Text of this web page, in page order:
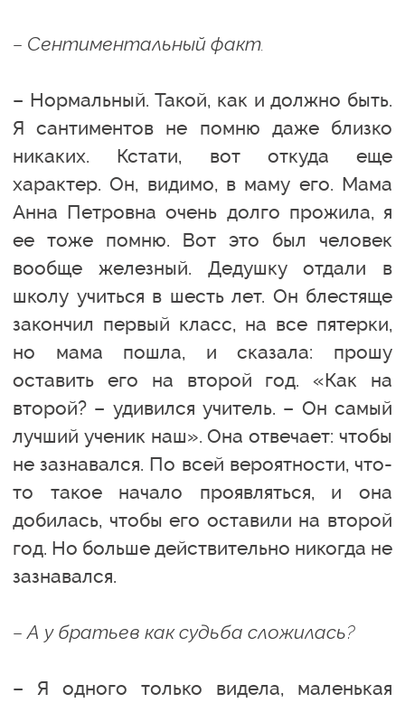
– Сентиментальный факт.
– Нормальный. Такой, как и должно быть.
Я сантиментов не помню даже близко
никаких. Кстати, вот откуда еще
характер. Он, видимо, в маму его. Мама
Анна Петровна очень долго прожила, я
ее тоже помню. Вот это был человек
вообще железный. Дедушку отдали в
школу учиться в шесть лет. Он блестяще
закончил первый класс, на все пятерки,
но мама пошла, и сказала: прошу
оставить его на второй год. «Как на
второй? – удивился учитель. – Он самый
лучший ученик наш». Она отвечает: чтобы
не зазнавался. По всей вероятности, что-
то такое начало проявляться, и она
добилась, чтобы его оставили на второй
год. Но больше действительно никогда не
зазнавался.
– А у братьев как судьба сложилась?
– Я одного только видела, маленькая